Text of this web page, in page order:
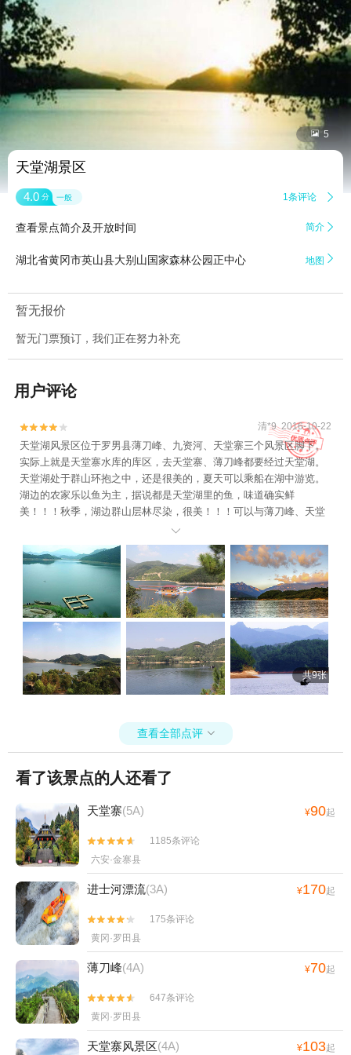
 5
天堂湖景区
4.0 分 一般 1条评论 
查看景点简介及开放时间 简介 
湖北省黄冈市英山县大别山国家森林公园正中心 地图 
暂无报价
暂无门票预订，我们正在努力补充
用户评论

 清*9 2016-10-22
天堂湖风景区位于罗男县薄刀峰、九资河、天堂寨三个风景区脚下。
实际上就是天堂寨水库的库区，去天堂寨、薄刀峰都要经过天堂湖。
天堂湖处于群山环抱之中，还是很美的，夏天可以乘船在湖中游览。
湖边的农家乐以鱼为主，据说都是天堂湖里的鱼，味道确实鲜
美！！！秋季，湖边群山层林尽染，很美！！！可以与薄刀峰、天堂

共9张
查看全部点评 
看了该景点的人还看了
天堂寨(5A) ¥90起


1185条评论
六安·金寨县
进士河漂流(3A) ¥170起


175条评论
黄冈·罗田县
薄刀峰(4A) ¥70起


647条评论
黄冈·罗田县
天堂寨风景区(4A) ¥103起
